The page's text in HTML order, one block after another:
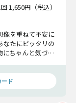
1,650円（税込）
を重ねて不安に
なたにピッタリの
にちゃんと気づけ
ド